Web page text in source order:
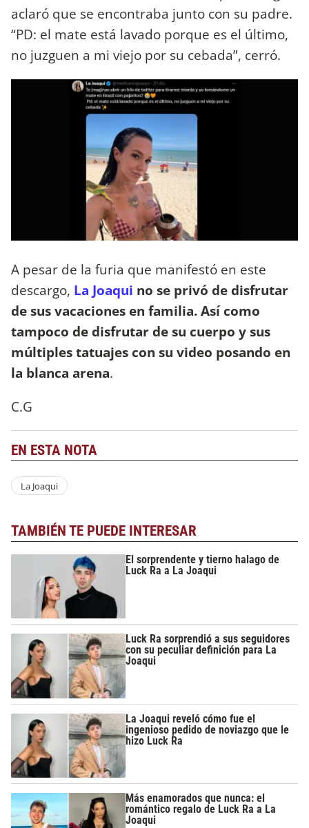
aclaró que se encontraba junto con su padre.
“PD: el mate está lavado porque es el último,
no juzguen a mi viejo por su cebada”, cerró.
A pesar de la furia que manifestó en este
descargo, La Joaqui no se privó de disfrutar
de sus vacaciones en familia. Así como
tampoco de disfrutar de su cuerpo y sus
múltiples tatuajes con su video posando en
la blanca arena.
C.G
EN ESTA NOTA
La Joaqui
TAMBIÉN TE PUEDE INTERESAR
El sorprendente y tierno halago de
Luck Ra a La Joaqui
Luck Ra sorprendió a sus seguidores
con su peculiar definición para La
Joaqui
La Joaqui reveló cómo fue el
ingenioso pedido de noviazgo que le
hizo Luck Ra
Más enamorados que nunca: el
romántico regalo de Luck Ra a La
Joaqui